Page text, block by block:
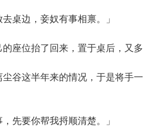
边，妾奴有事相禀。」
座位抬了回来，置于桌后，又多
谷这半年来的情况，于是将手一
要你帮我捋顺清楚。」